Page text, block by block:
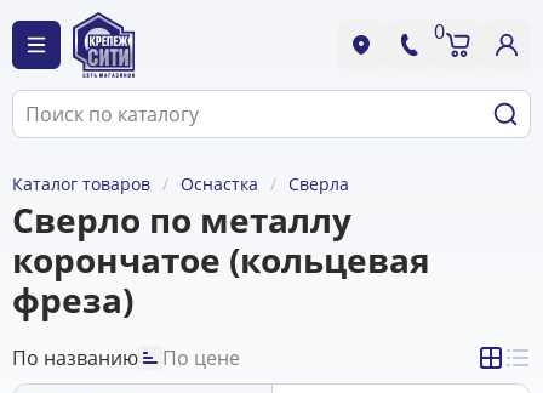
0
Каталог товаров Оснастка Сверла
Сверло по металлу
корончатое (кольцевая
фреза)
По названию
По цене